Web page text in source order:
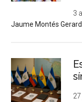
3
Jaume Montés